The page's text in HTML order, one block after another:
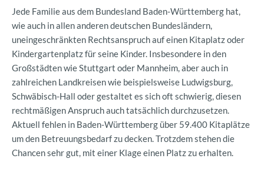
Jede Familie aus dem Bundesland Baden-Württemberg hat,
wie auch in allen anderen deutschen Bundesländern,
uneingeschränkten Rechtsanspruch auf einen Kitaplatz oder
Kindergartenplatz für seine Kinder. Insbesondere in den
Großstädten wie Stuttgart oder Mannheim, aber auch in
zahlreichen Landkreisen wie beispielsweise Ludwigsburg,
Schwäbisch-Hall oder gestaltet es sich oft schwierig, diesen
rechtmäßigen Anspruch auch tatsächlich durchzusetzen.
Aktuell fehlen in Baden-Württemberg über 59.400 Kitaplätze
um den Betreuungsbedarf zu decken. Trotzdem stehen die
Chancen sehr gut, mit einer Klage einen Platz zu erhalten.